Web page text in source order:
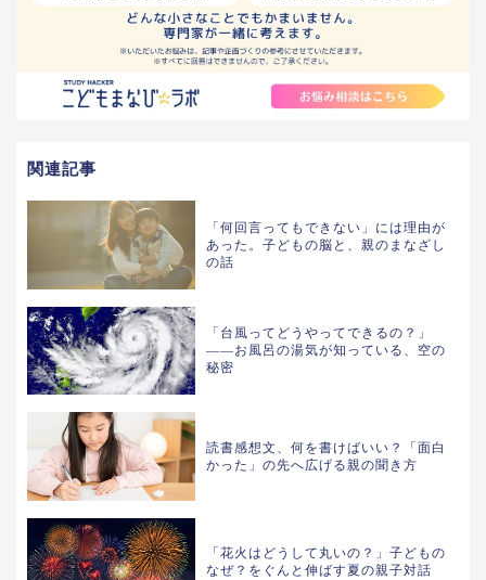
関連記事
「何回言ってもできない」には理由が
あった。子どもの脳と、親のまなざし
の話
「台風ってどうやってできるの？」
——お風呂の湯気が知っている、空の
秘密
読書感想文、何を書けばいい？「面白
かった」の先へ広げる親の聞き方
「花火はどうして丸いの？」子どもの
なぜ？をぐんと伸ばす夏の親子対話